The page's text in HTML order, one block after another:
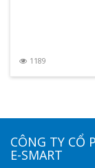
1189
CÔNG TY CỔ
E-SMART